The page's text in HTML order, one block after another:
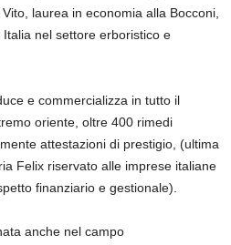
laurea in economia alla Bocconi,
nel settore erboristico e
e commercializza in tutto il
oriente, oltre 400 rimedi
attestazioni di prestigio, (ultima
Felix riservato alle imprese italiane
finanziario e gestionale).
anche nel campo